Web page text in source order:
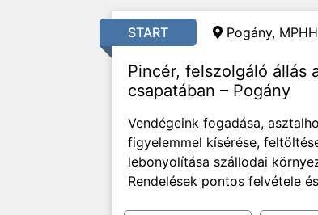
START Pogány,
Pincér, felszolgáló állás
csapatában – Pogány
Vendégeink fogadása,
figyelemmel kísérése,
lebonyolítása szállodai
Rendelések pontos felvétele